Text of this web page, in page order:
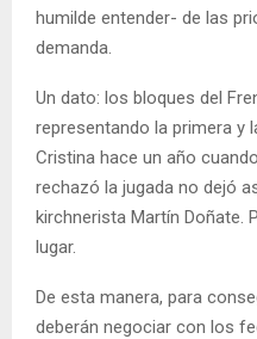
humilde entender- de las
demanda.
Un dato: los bloques del
representando la primera y
Cristina hace un año
rechazó la jugada no dejó
kirchnerista Martín Doñate.
lugar.
De esta manera, para
deberán negociar con los